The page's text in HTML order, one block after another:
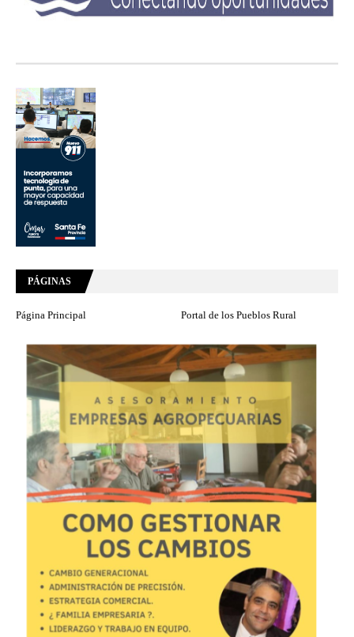
PÁGINAS
Página Principal Portal de los Pueblos Rural